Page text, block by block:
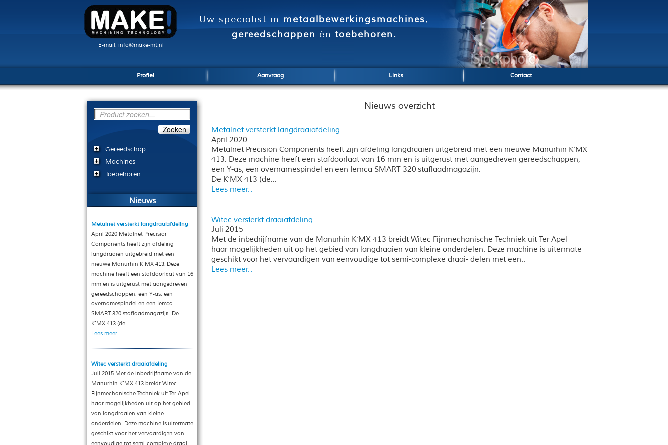
E-mail: info@make-mt.nl
Uw specialist in metaalbewerkingsmachines,
gereedschappen én toebehoren.
Profiel Aanvraag Links Contact
Zoeken
Gereedschap
Machines
Toebehoren
Nieuws
Metalnet versterkt langdraaiafdeling
April 2020 Metalnet Precision
Components heeft zijn afdeling
langdraaien uitgebreid met een
nieuwe Manurhin K'MX 413. Deze
machine heeft een stafdoorlaat van 16
mm en is uitgerust met aangedreven
gereedschappen, een Y-as, een
overnamespindel en een Iemca
SMART 320 staflaadmagazijn. De
K'MX 413 (de...
Lees meer...
Witec versterkt draaiafdeling
Juli 2015 Met de inbedrijfname van de
Manurhin K'MX 413 breidt Witec
Fijnmechanische Techniek uit Ter Apel
haar mogelijkheden uit op het gebied
van langdraaien van kleine
onderdelen. Deze machine is uitermate
geschikt voor het vervaardigen van
eenvoudige tot semi-complexe draai-
Nieuws overzicht
Metalnet versterkt langdraaiafdeling
April 2020
Metalnet Precision Components heeft zijn afdeling langdraaien uitgebreid met een nieuwe Manurhin K'MX
413. Deze machine heeft een stafdoorlaat van 16 mm en is uitgerust met aangedreven gereedschappen,
een Y-as, een overnamespindel en een Iemca SMART 320 staflaadmagazijn.
De K'MX 413 (de...
Lees meer...
Witec versterkt draaiafdeling
Juli 2015
Met de inbedrijfname van de Manurhin K'MX 413 breidt Witec Fijnmechanische Techniek uit Ter Apel
haar mogelijkheden uit op het gebied van langdraaien van kleine onderdelen. Deze machine is uitermate
geschikt voor het vervaardigen van eenvoudige tot semi-complexe draai- delen met een..
Lees meer...